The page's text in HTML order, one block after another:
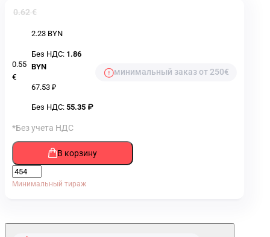
0.55
€
2.23 BYN
Без НДС: 1.86
BYN
67.53 ₽
Без НДС:55.35 ₽
минимальный заказ от 250€
0.62 €
*Без учета НДС
В корзину
Минимальный тираж